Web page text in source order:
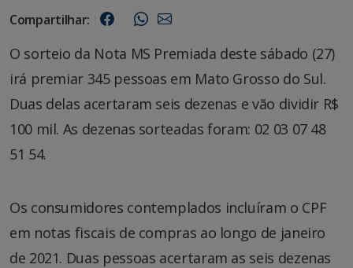
Compartilhar:
O sorteio da Nota MS Premiada deste sábado (27)
irá premiar 345 pessoas em Mato Grosso do Sul.
Duas delas acertaram seis dezenas e vão dividir R$
100 mil. As dezenas sorteadas foram: 02 03 07 48
51 54.
Os consumidores contemplados incluíram o CPF
em notas fiscais de compras ao longo de janeiro
de 2021. Duas pessoas acertaram as seis dezenas